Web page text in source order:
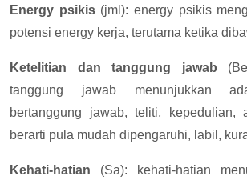
Energy psikis(jml): energy psikis
potensi energy kerja, terutama ketika
Ketelitian dan tanggung jawab
tanggung jawab menunjukkan
bertanggung jawab, teliti, kepedulian,
berarti pula mudah dipengaruhi, labil,
Kehati-hatian (Sa): kehati-hatian